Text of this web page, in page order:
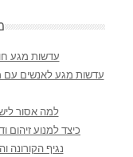
עדשות מגע
עדשות מגע לאנשים עם
למה אסור
כיצד למנוע
נגיף